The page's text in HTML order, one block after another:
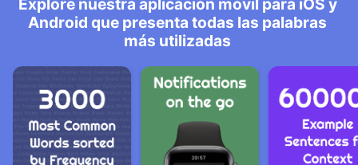
Explore nuestra aplicación móvil para iOS y
Android que presenta todas las palabras
más utilizadas